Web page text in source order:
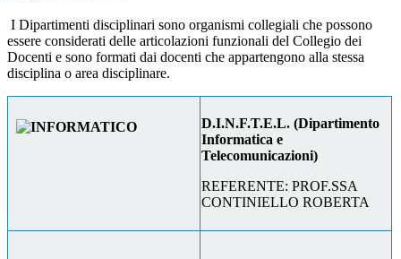
I Dipartimenti disciplinari sono organismi collegiali che possono
essere considerati delle articolazioni funzionali del Collegio dei
Docenti e sono formati dai docenti che appartengono alla stessa
disciplina o area disciplinare.
D.I.N.F.T.E.L. (Dipartimento
Informatica e
Telecomunicazioni)
REFERENTE: PROF.SSA
CONTINIELLO ROBERTA